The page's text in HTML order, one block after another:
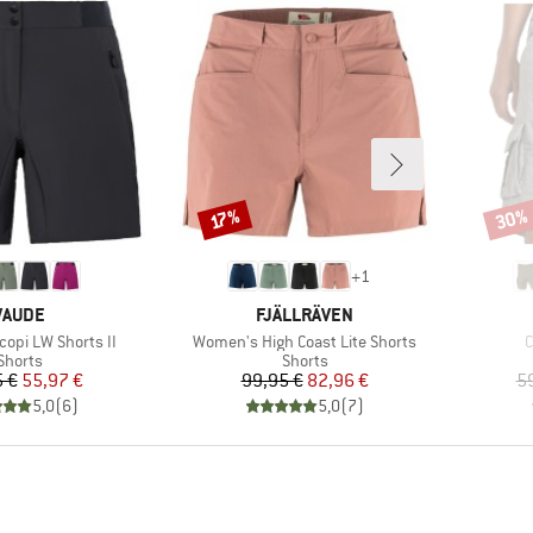
LW Shorts II
Preis
€reduzierter Preis
55,97 €
5,0(6)
+1
MARKE
FJÄLLRÄVEN
Artikel
Women's High Coast Lite Shorts
Produktgruppe
Shorts
Preis
99,95 €reduzierter Preis
82,96 €
5,0(7)
Rabatt
17% 30%